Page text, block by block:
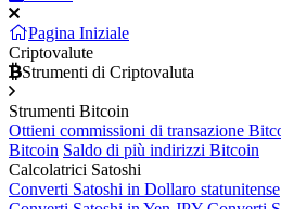
Pagina Iniziale
Criptovalute
Strumenti di Criptovaluta
Strumenti Bitcoin
Ottieni commissioni di transazione
Bitcoin Saldo di più indirizzi Bitcoin
Calcolatrici Satoshi
Converti Satoshi in Dollaro statunitense